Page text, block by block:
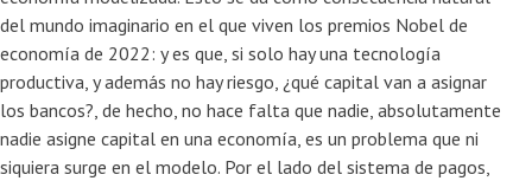
del mundo imaginario en el que viven los premios Nobel de
economía de 2022: y es que, si solo hay una tecnología
productiva, y además no hay riesgo, ¿qué capital van a asignar
los bancos?, de hecho, no hace falta que nadie, absolutamente
nadie asigne capital en una economía, es un problema que ni
siquiera surge en el modelo. Por el lado del sistema de pagos,